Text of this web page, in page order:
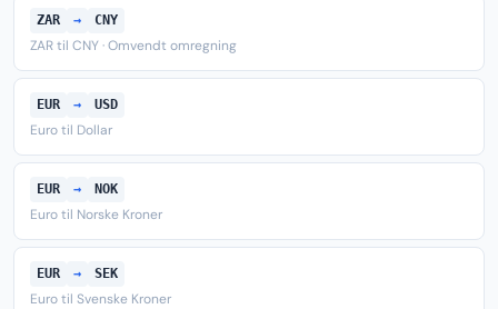
ZAR → CNY
ZAR til CNY · Omvendt omregning
EUR → USD
Euro til Dollar
EUR → NOK
Euro til Norske Kroner
EUR → SEK
Euro til Svenske Kroner